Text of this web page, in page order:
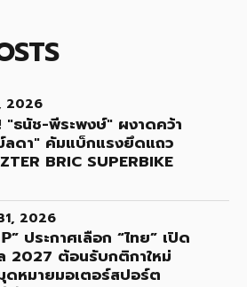
2026
"ธนัช-พีระพงษ์" ผงาดคว้า
ลดา" คัมแบ็กแรงยึดแถว
BRIC SUPERBIKE
2026
ประกาศเลือก “ไทย” เปิด
2027 ต้อนรับกติกาใหม่
ดหมายมอเตอร์สปอร์ต